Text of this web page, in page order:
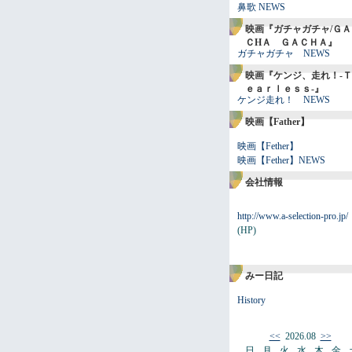
鼻歌 NEWS
映画『ガチャガチャ/ＧＡ
ＣHＡ ＧＡＣＨＡ』
ガチャガチャ NEWS
映画『ケンジ、走れ！-Ｔ
ｅａｒｌｅｓｓ-』
ケンジ走れ！ NEWS
映画【Father】
映画【Fether】
映画【Fether】NEWS
会社情報
http://www.a-selection-pro.jp/
(HP)
みー日記
History
<<2026.08 >>